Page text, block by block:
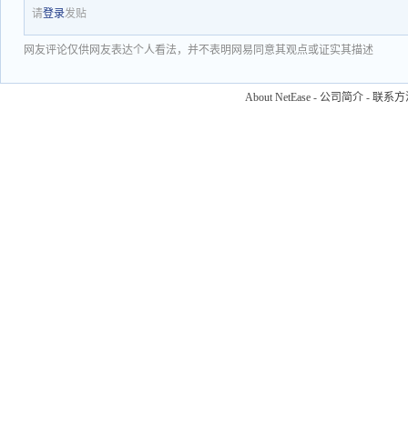
请登录发贴
网友评论仅供网友表达个人看法，并不表明网易同意其观点或证实其描述
About NetEase - 公司简介 - 联系方